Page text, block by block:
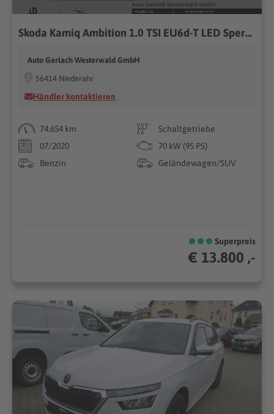
Skoda Kamiq Ambition 1.0 TSI EU6d-T LED Sperrdiff. DAB Spurhalteass. Notbremsass. Temp Tel.-Vorb.
Auto Gerlach Westerwald GmbH
56414 Niederahr
Händler kontaktieren
74.654 km
Schaltgetriebe
07/2020
70 kW (95 PS)
Benzin
Geländewagen/SUV
Superpreis
€ 13.800 ,-